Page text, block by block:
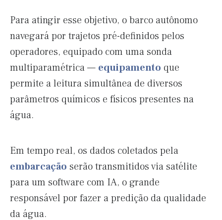
Para atingir esse objetivo, o barco autônomo
navegará por trajetos pré-definidos pelos
operadores, equipado com uma sonda
multiparamétrica — equipamento que
permite a leitura simultânea de diversos
parâmetros químicos e físicos presentes na
água.
Em tempo real, os dados coletados pela
embarcação serão transmitidos via satélite
para um software com IA, o grande
responsável por fazer a predição da qualidade
da água.